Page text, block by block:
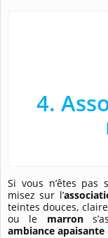
4.
Si vous n’êtes
misez sur l’
teintes douces,
ou le marron
ambiance apaisante